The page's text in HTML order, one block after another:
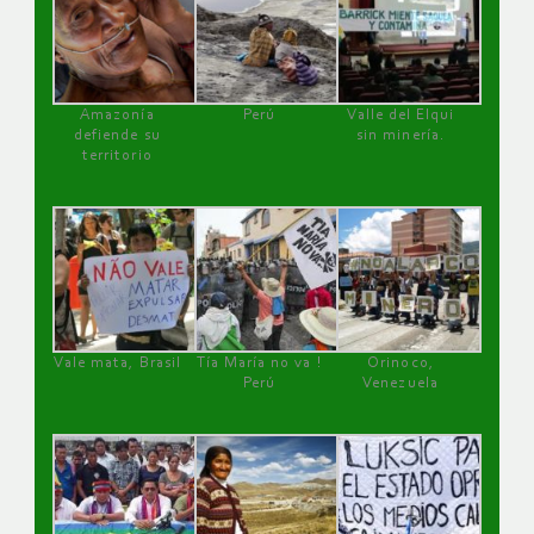
Amazonía
defiende su
territorio
Perú
Valle del Elqui
sin minería.
Vale mata, Brasil
Tía María no va !
Perú
Orinoco,
Venezuela